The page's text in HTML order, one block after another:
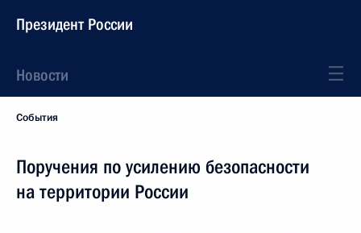
Президент России
Новости
События
Поручения по усилению безопасности
на территории России